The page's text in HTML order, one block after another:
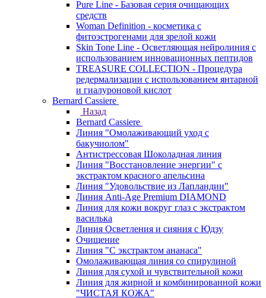
Pure Line - Базовая серия очищающих
средств
Woman Definition - косметика с
фитоэстрогенами для зрелой кожи
Skin Tone Line - Осветляющая нейролиния с
использованием инновационных пептидов
TREASURE COLLECTION - Процедура
редермализации с использованием янтарной
и гиалуроновой кислот
Bernard Cassiere
Назад
Bernard Cassiere
Линия "Омолаживающий уход с
бакучиолом"
Антистрессовая Шоколадная линия
Линия "Восстановление энергии" с
экстрактом красного апельсина
Линия "Удовольствие из Лапландии"
Линия Anti-Age Premium DIAMOND
Линия для кожи вокруг глаз с экстрактом
василька
Линия Осветления и сияния с Юдзу
Очищение
Линия "С экстрактом ананаса"
Омолаживающая линия со спирулиной
Линия для сухой и чувствительной кожи
Линия для жирной и комбинированной кожи
"ЧИСТАЯ КОЖА"